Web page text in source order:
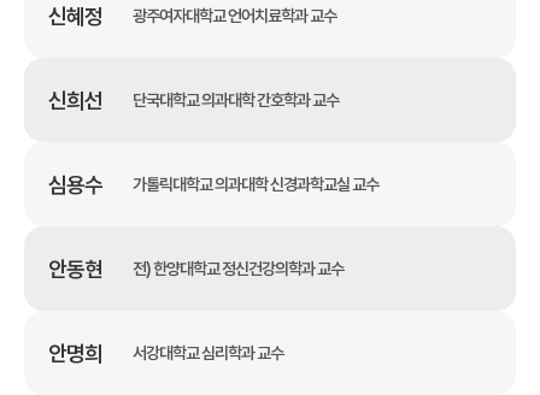
신혜정 광주여자대학교 언어치료학과 교수
신희선 단국대학교 의과대학 간호학과 교수
심용수 가톨릭대학교 의과대학 신경과학교실 교수
안동현 전) 한양대학교 정신건강의학과 교수
안명희 서강대학교 심리학과 교수